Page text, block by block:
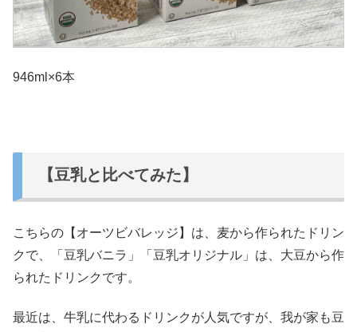
946ml×6本
【豆乳と比べてみた】
こちらの【オーツビバレッジ】は、麦から作られたドリン
クで、「豆乳バニラ」「豆乳オリジナル」は、大豆から作
られたドリンクです。
最近は、牛乳に代わるドリンクが人気ですが、我が家も豆